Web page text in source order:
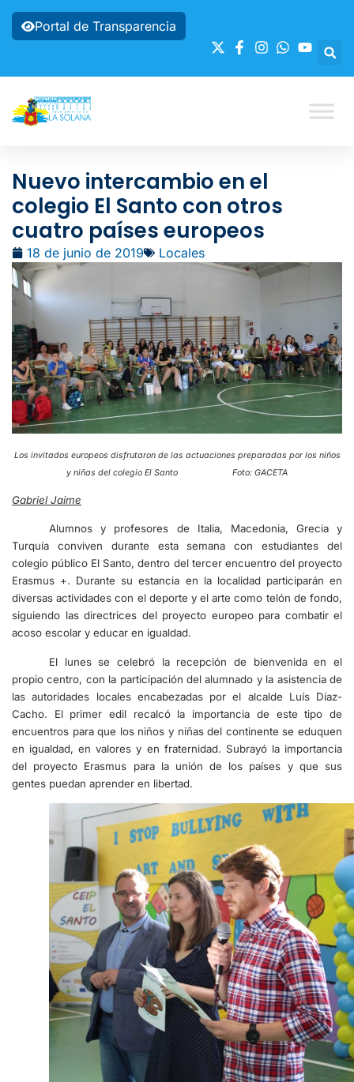
Portal de Transparencia
Nuevo intercambio en el
colegio El Santo con otros
cuatro países europeos
18 de junio de 2019 Locales
Los invitados europeos disfrutaron de las actuaciones preparadas por los niños
y niñas del colegio El Santo Foto: GACETA
Gabriel Jaime
Alumnos y profesores de Italia, Macedonia, Grecia y
Turquía conviven durante esta semana con estudiantes del
colegio público El Santo, dentro del tercer encuentro del proyecto
Erasmus +. Durante su estancia en la localidad participarán en
diversas actividades con el deporte y el arte como telón de fondo,
siguiendo las directrices del proyecto europeo para combatir el
acoso escolar y educar en igualdad.
El lunes se celebró la recepción de bienvenida en el
propio centro, con la participación del alumnado y la asistencia de
las autoridades locales encabezadas por el alcalde Luís Díaz-
Cacho. El primer edil recalcó la importancia de este tipo de
encuentros para que los niños y niñas del continente se eduquen
en igualdad, en valores y en fraternidad. Subrayó la importancia
del proyecto Erasmus para la unión de los países y que sus
gentes puedan aprender en libertad.